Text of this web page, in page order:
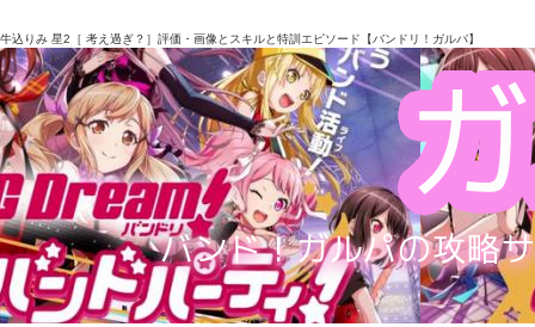
牛込りみ 星2［ 考え過ぎ？］評価・画像とスキルと特訓エピソード【バンドリ！ガルパ】